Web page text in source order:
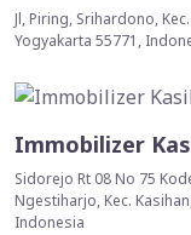
Jl, Piring, Srihardono,
Yogyakarta 55771,
Immobilizer
Sidorejo Rt 08 No 75
Ngestiharjo, Kec.
Indonesia